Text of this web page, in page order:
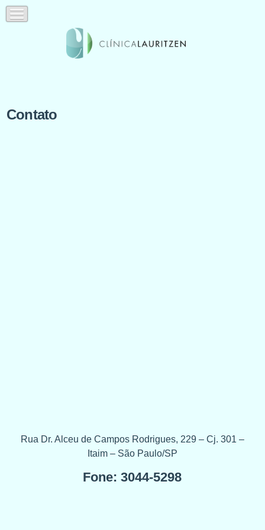
Contato
Rua Dr. Alceu de Campos Rodrigues, 229 – Cj. 301 –
Itaim – São Paulo/SP
Fone: 3044-5298